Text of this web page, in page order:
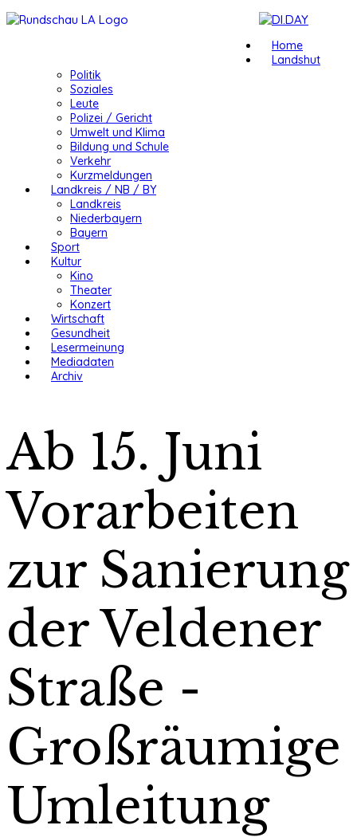
Home
Landshut
Politik
Soziales
Leute
Polizei / Gericht
Umwelt und Klima
Bildung und Schule
Verkehr
Kurzmeldungen
Landkreis / NB / BY
Landkreis
Niederbayern
Bayern
Sport
Kultur
Kino
Theater
Konzert
Wirtschaft
Gesundheit
Lesermeinung
Mediadaten
Archiv
Ab 15. Juni
Vorarbeiten
zur Sanierung
der Veldener
Straße -
Großräumige
Umleitung